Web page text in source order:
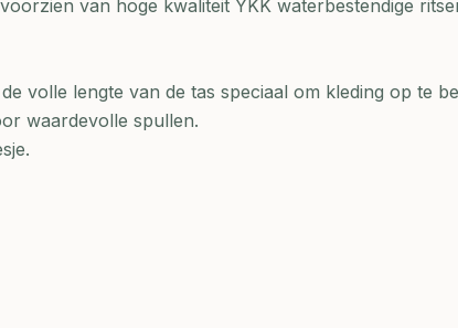
van hoge kwaliteit YKK waterbestendige
volle lengte van de tas speciaal om kleding op te
waardevolle spullen.